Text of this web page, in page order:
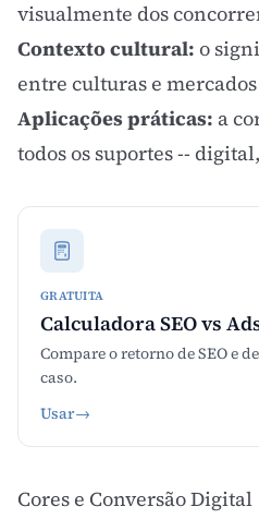
visualmente dos
Contexto cultural: o
entre culturas e mercados
Aplicações práticas: a
todos os suportes --
GRATUITA
Calculadora SEO vs
Compare o retorno de SEO e
caso.
Usar→
Cores e Conversão Digital